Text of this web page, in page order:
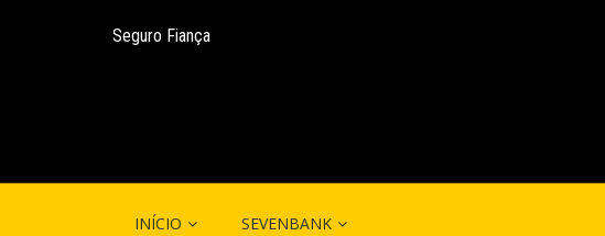
Seguro Fiança
INÍCIO SEVENBANK